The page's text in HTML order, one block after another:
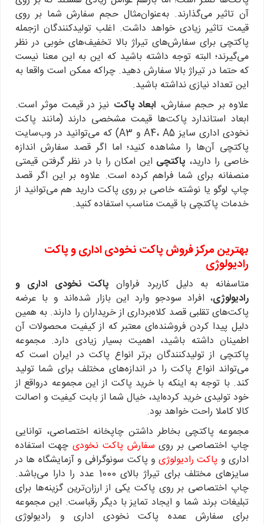
آن تاثیر می‌گذارند. به‌عنوان‌مثال حجم سفارش شما بر روی
قیمت تاثیر زیادی خواهد داشت. اغلب تولیدکنندگان ازجمله
پاکتچی برای سفارش‌های تیراژ بالا تخفیف‌های خوبی در نظر
می‌گیرند؛ البته توجه داشته باشید که این به این معنا نیست
که حتما در تیراژ بالا سفارش دهید. چراکه ممکن است واقعا به
این تعداد نیازی نداشته باشید.
علاوه بر حجم سفارش، ابعاد پاکت نیز در قیمت موثر است.
ابعاد استاندارد پاکت‌ها قیمت مشخصی دارند (مانند پاکت
نخودی اداری سایز A4، A5 و A3) که می‌توانید در وب‌سایت
پاکتچی آن‌ها را مشاهده کنید؛ اما اگر قصد سفارش اندازه
خاصی را دارید، پاکتچی این امکان را با در نظر گرفتن قیمتی
منصفانه برای شما فراهم کرده است. علاوه بر این اگر قصد
چاپ لوگو یا نوشته خاصی بر روی پاکت دارید هم می‌توانید از
خدمات پاکتچی با قیمت مناسب استفاده کنید.
بهترین مرکز فروش پاکت نخودی اداری و پاکت
رادیولوژی
متاسفانه به دلیل کاربرد فراوان پاکت نخودی اداری و
رادیولوژی، افراد سودجو وارد این بازار شده‌اند و با عرضه
پاکت‌های تقلبی قصد کلاه‌برداری از خریداران را دارند. به همین
دلیل پیدا کردن فروشنده‌ای معتبر که از کیفیت محصولات آن
اطمینان داشته باشید، اهمیت بسیار زیادی دارد. مجموعه
پاکتچی از تولیدکنندگان برتر انواع پاکت در ایران است که
می‌تواند انواع پاکت را در اندازه‌های مختلف برای شما تولید
کند. با توجه به اینکه با خرید پاکت از این مجموعه درواقع از
خود تولیدی خرید کرده‌اید، خیال شما از بابت کیفیت و اصالت
کالا کاملا راحت خواهد بود.
مجموعه پاکتچی بخاطر داشتن چاپخانه اختصاصی، توانایی
چاپ اختصاصی بر روی سفارش پاکت نخودی چهت استفاده
اداری و پاکت رادیولوژیو پاکت سونوگرافی و آزمایشگاه ها در
سایزهای مختلف برای تیراژ بالای 1000 عدد را دارا می‌باشد.
چاپ اختصاصی بر روی پاکت یکی از ارزان‌ترین گزینه‌ها برای
تبلیغات برند شما و ایجاد تمایز با دیگر رقباست. این مجموعه
برای سفارش عمده پاکت نخودی اداری و رادیولوژی